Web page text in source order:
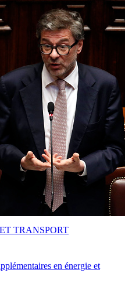
en énergie et
TRANSPORT